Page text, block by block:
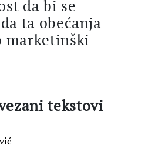
da bi se
ta obećanja
marketinški
tekstovi